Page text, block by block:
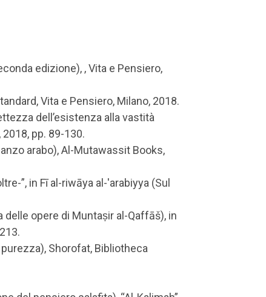
edizione), , Vita e Pensiero,
Vita e Pensiero, Milano, 2018.
dell’esistenza alla vastità
pp. 89-130.
arabo), Al-Mutawassit Books,
”, in Fī al-riwāya al-'arabiyya (Sul
opere di Muntaṣir al-Qaffāš), in
Shorofat, Bibliotheca